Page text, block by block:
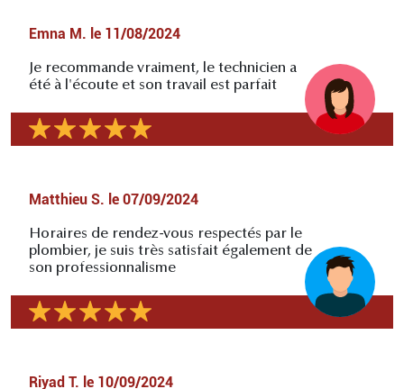
Emna M. le 11/08/2024
Je recommande vraiment, le technicien a
été à l'écoute et son travail est parfait
Matthieu S. le 07/09/2024
Horaires de rendez-vous respectés par le
plombier, je suis très satisfait également de
son professionnalisme
Riyad T. le 10/09/2024